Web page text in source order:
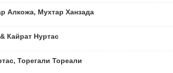
Алкожа, Мухтар Ханзада
& Кайрат Нуртас
, Торегали Тореали